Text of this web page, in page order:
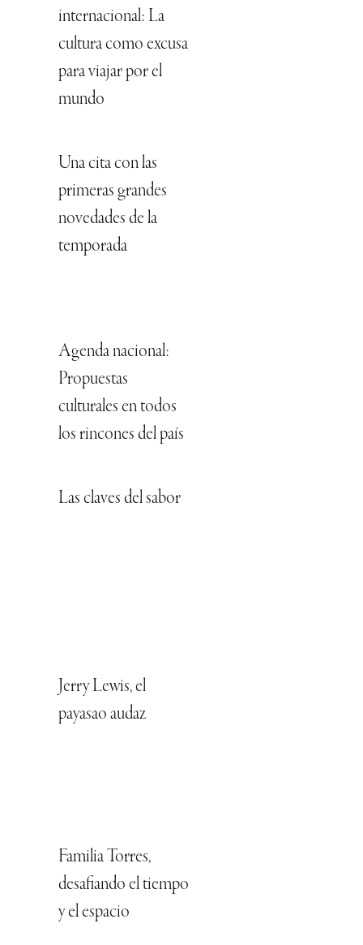
internacional: La
cultura como excusa
para viajar por el
mundo
Una cita con las
primeras grandes
novedades de la
temporada
Agenda nacional:
Propuestas
culturales en todos
los rincones del país
Las claves del sabor
Jerry Lewis, el
payasao audaz
Familia Torres,
desafiando el tiempo
y el espacio